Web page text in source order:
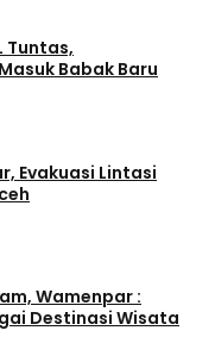
Tuntas,
Babak Baru
Evakuasi Lintasi
Wamenpar :
Destinasi Wisata